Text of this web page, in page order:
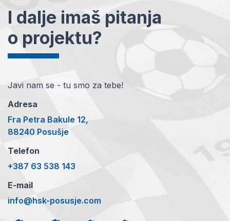
I dalje imaš pitanja
o projektu?
Javi nam se - tu smo za tebe!
Adresa
Fra Petra Bakule 12,
88240 Posušje
Telefon
+387 63 538 143
E-mail
info@hsk-posusje.com